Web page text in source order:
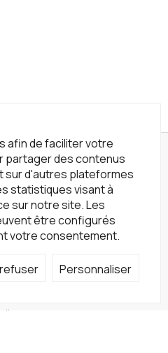
afin de faciliter votre
partager des contenus
sur d'autres plateformes
statistiques visant à
sur notre site. Les
être configurés
votre consentement.
Personnaliser